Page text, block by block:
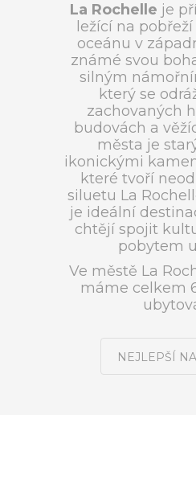
La Rochelle je
ležící na
oceánu v
známé svou
silným
který se
zachovaných
budovách a
města je
ikonickými
které tvoří
siluetu La
je ideální
chtějí spojit
pobytem
Ve městě La
máme celkem
NEJLEPŠÍ